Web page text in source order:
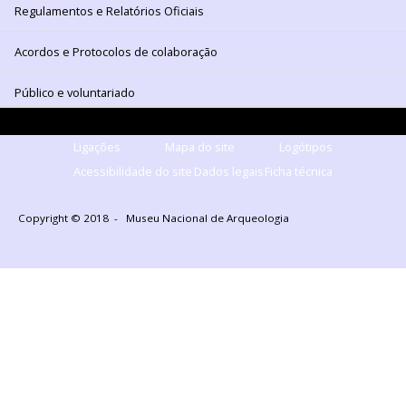
Regulamentos e Relatórios Oficiais
Acordos e Protocolos de colaboração
Público e voluntariado
Ligações Mapa do site
Logótipos
Acessibilidade do site Dados legaisFicha técnica
Copyright © 2018 - Museu Nacional de Arqueologia